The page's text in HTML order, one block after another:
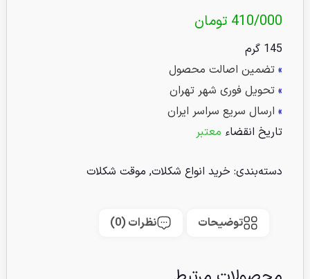
410/000 تومان
145 گرم
» تضمین اصالت محصول
» تحویل فوری شهر تهران
» ارسال سریع سراسر ایران
تاریخ انقضاء معتبر
دسته‌بندی: خرید انواع شکلات, موقت شکلات
توضیحات نظرات (0)